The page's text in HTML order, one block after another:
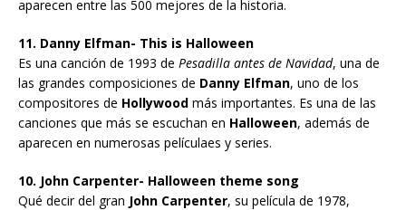
aparecen entre las 500 mejores de la historia.
11. Danny Elfman- This is Halloween
Es una canción de 1993 de Pesadilla antes de Navidad, una de
las grandes composiciones de Danny Elfman, uno de los
compositores de Hollywood más importantes. Es una de las
canciones que más se escuchan en Halloween, además de
aparecen en numerosas películaes y series.
10. John Carpenter- Halloween theme song
Qué decir del gran John Carpenter, su película de 1978,